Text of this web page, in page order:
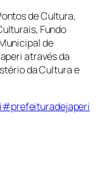
de Cultura,
Fundo
de
através da
da Cultura e
#prefeituradejaperi